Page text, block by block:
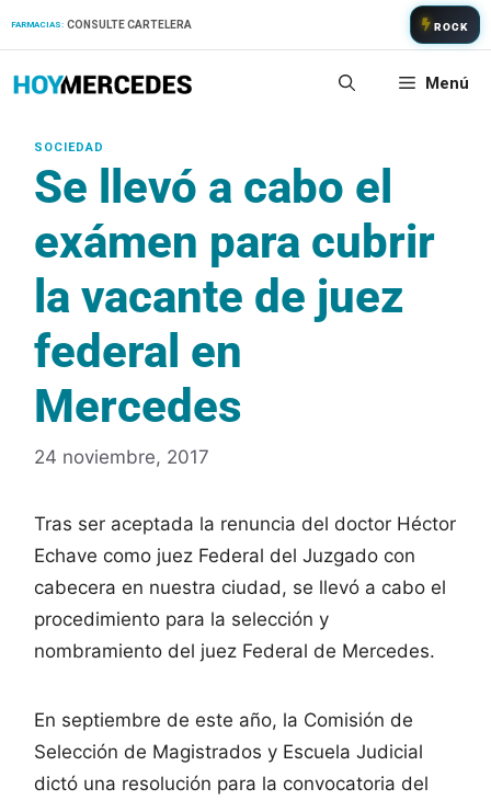
FARMACIAS: CONSULTE CARTELERA ROCK
Menú
Se llevó a cabo el
exámen para cubrir
la vacante de juez
federal en
Mercedes
24 noviembre, 2017
Tras ser aceptada la renuncia del doctor Héctor
Echave como juez Federal del Juzgado con
cabecera en nuestra ciudad, se llevó a cabo el
procedimiento para la selección y
nombramiento del juez Federal de Mercedes.
En septiembre de este año, la Comisión de
Selección de Magistrados y Escuela Judicial
dictó una resolución para la convocatoria del